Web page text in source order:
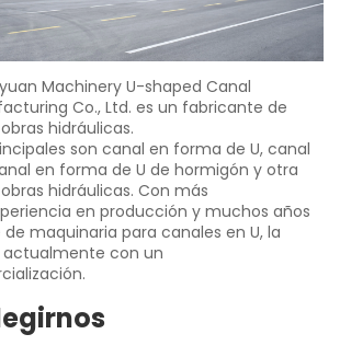
Machinery U-shaped Canal
Co., Ltd. es un fabricante de
hidráulicas.
son canal en forma de U, canal
en forma de U de hormigón y otra
hidráulicas. Con más
en producción y muchos años
maquinaria para canales en U, la
con un